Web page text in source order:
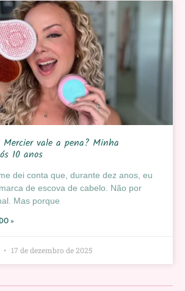
Mercier vale a pena? Minha
10 anos
dei conta que, durante dez anos, eu
de escova de cabelo. Não por
Mas porque
»
17 de dezembro de 2025